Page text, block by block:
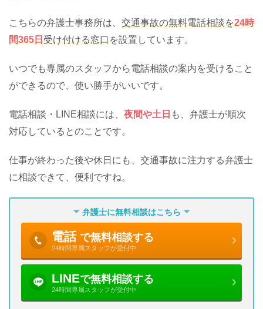
こちらの弁護士事務所は、 交通事故の無料電話相談を24時
間365日受け付ける窓口を設置しています。
いつでも専属のスタッフから電話相談の案内を受けること
ができるので、使い勝手がいいです。
電話相談・LINE相談には、 夜間や土日 も、弁護士が順次
対応しているとのことです。
仕事が終わった後や休日にも、交通事故に注力する弁護士
に相談できて、便利ですね。
弁護士に無料相談はこちら
電話 で無料相談する
24時間専属スタッフが受付中
LINEで無料相談する
24時間専属スタッフが受付中